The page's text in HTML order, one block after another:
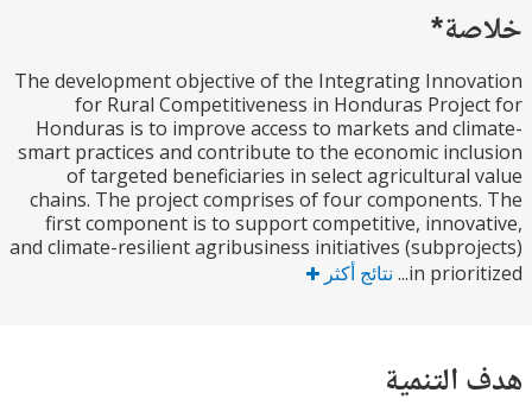
The development objective of the Integrating
for Rural Competitiveness in Honduras
Honduras is to improve access to markets and
smart practices and contribute to the economic
of targeted beneficiaries in select agricultural
chains. The project comprises of four
first component is to support competitive,
and climate-resilient agribusiness initiatives
in
نتائج أكثر